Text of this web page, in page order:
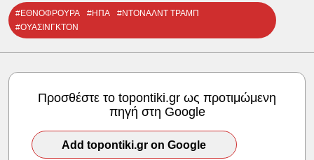
#ΕΘΝΟΦΡΟΥΡΑ #ΗΠΑ
#ΝΤΟΝΑΛΝΤ ΤΡΑΜΠ
#ΟΥΑΣΙΝΓΚΤΟΝ
Προσθέστε το topontiki.gr ως προτιμώμενη
πηγή στη Google
Add topontiki.gr on Google